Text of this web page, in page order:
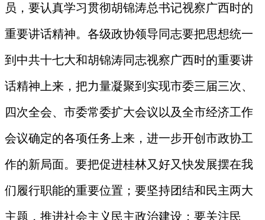
员，要认真学习贯彻胡锦涛总书记视察广西时的
重要讲话精神。各级政协领导同志要把思想统一
到中共十七大和胡锦涛同志视察广西时的重要讲
话精神上来，把力量凝聚到实现市委三届三次、
四次全会、市委常委扩大会议以及全市经济工作
会议确定的各项任务上来，进一步开创市政协工
作的新局面。要把促进桂林又好又快发展摆在我
们履行职能的重要位置；要坚持团结和民主两大
主题，推进社会主义民主政治建设；要关注民